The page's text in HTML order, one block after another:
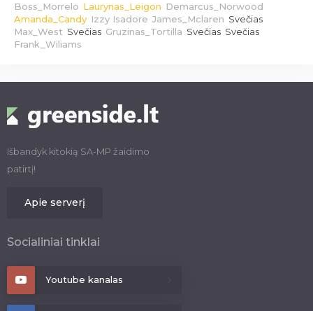
Boss_Morrelo Laurynas_Leigon Demarcus_Norwood
Amanda_Candy Izzy Isadore James_Mclaren Svečias
Max_West Svečias Gruzinas_Tortilla Svečias Svečias
Frank_Wiliams
Išbandyk kitokią SA-MP žaidimo
patirtį!
Apie serverį
Socialiniai tinklai
Youtube kanalas